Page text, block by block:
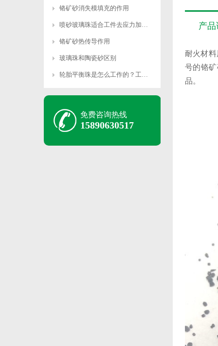
铬矿砂消失模填充的作用
喷砂玻璃珠适合工件去应力加工吗
铬矿砂热传导作用
玻璃珠和陶瓷砂区别
轮胎平衡珠是怎么工作的？工作原理是什么？
免费咨询热线
15890630517
产
耐火材
号的铬
品。